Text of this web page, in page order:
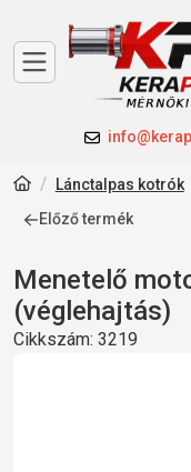
Lánctalpas kotrók
Előző termék
Menetelő
(véglehajtás)
Cikkszám: 3219